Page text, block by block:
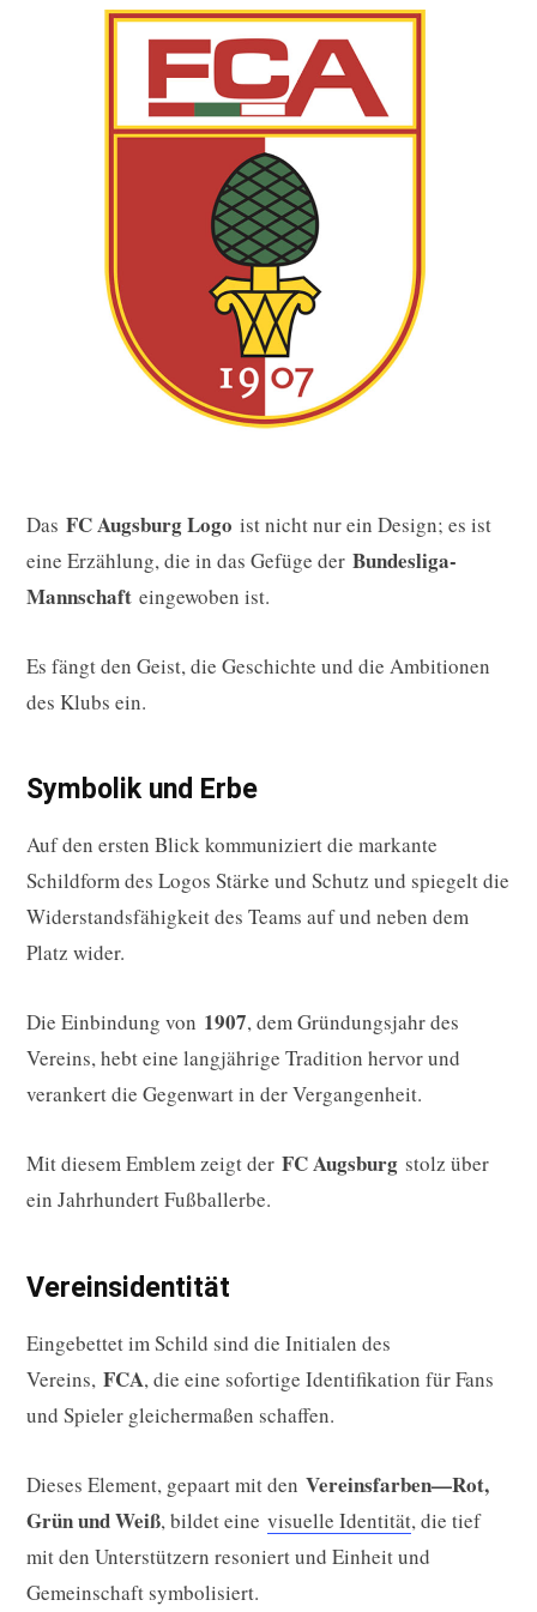
Das FC Augsburg Logo ist nicht nur ein Design; es ist
eine Erzählung, die in das Gefüge der Bundesliga-
Mannschaft eingewoben ist.
Es fängt den Geist, die Geschichte und die Ambitionen
des Klubs ein.
Symbolik und Erbe
Auf den ersten Blick kommuniziert die markante
Schildform des Logos Stärke und Schutz und spiegelt die
Widerstandsfähigkeit des Teams auf und neben dem
Platz wider.
Die Einbindung von 1907, dem Gründungsjahr des
Vereins, hebt eine langjährige Tradition hervor und
verankert die Gegenwart in der Vergangenheit.
Mit diesem Emblem zeigt der FC Augsburg stolz über
ein Jahrhundert Fußballerbe.
Vereinsidentität
Eingebettet im Schild sind die Initialen des
Vereins, FCA, die eine sofortige Identifikation für Fans
und Spieler gleichermaßen schaffen.
Dieses Element, gepaart mit den Vereinsfarben—Rot,
Grün und Weiß, bildet eine visuelle Identität, die tief
mit den Unterstützern resoniert und Einheit und
Gemeinschaft symbolisiert.